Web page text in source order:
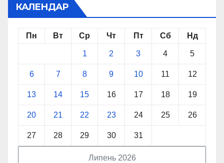
КАЛЕНДАР
Липень 2026
Пн Вт Ср Чт Пт Сб Нд
1 2 3 4 5
6 7 8 9 10 11 12
13 14 15 16 17 18 19
20 21 22 23 24 25 26
27 28 29 30 31